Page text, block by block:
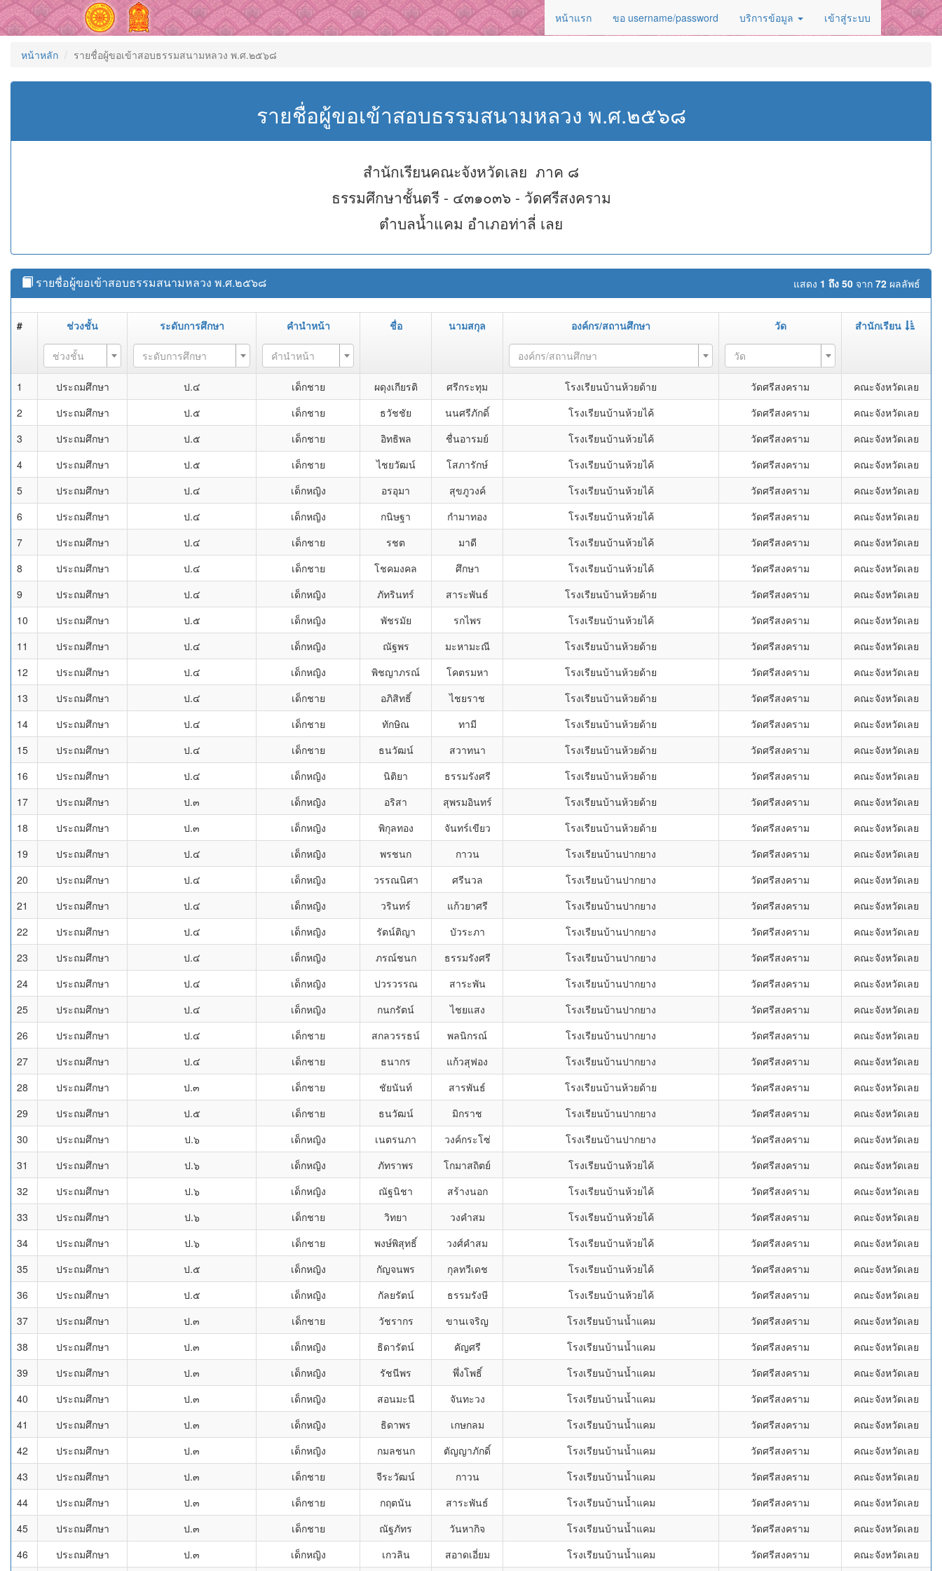
หน้าแรก ขอ username/password บริการข้อมูล เข้าสู่ระบบ
หน้าหลัก รายชื่อผู้ขอเข้าสอบธรรมสนามหลวง พ.ศ.๒๕๖๘
รายชื่อผู้ขอเข้าสอบธรรมสนามหลวง พ.ศ.๒๕๖๘
สำนักเรียนคณะจังหวัดเลย ภาค ๘
ธรรมศึกษาชั้นตรี - ๔๓๑๐๓๖ - วัดศรีสงคราม
ตำบลน้ำแคม อำเภอท่าลี่ เลย
แสดง 1 ถึง 50 จาก 72 ผลลัพธ์
รายชื่อผู้ขอเข้าสอบธรรมสนามหลวง พ.ศ.๒๕๖๘
# ช่วงชั้น ระดับการศึกษา คำนำหน้า ชื่อ นามสกุล องค์กร/สถานศึกษา วัด สำนักเรียน
ช่วงชั้น ระดับการศึกษา คำนำหน้า องค์กร/สถานศึกษา วัด
1 ประถมศึกษา ป.๔ เด็กชาย ผดุงเกียรติ ศรีกระทุม โรงเรียนบ้านห้วยด้าย วัดศรีสงคราม
คณะจังหวัดเลย
2
ประถมศึกษา ป.๕ เด็กชาย ธวัชชัย นนศรีภักดิ์ โรงเรียนบ้านห้วยไค้ วัดศรีสงคราม
คณะจังหวัดเลย
3
ประถมศึกษา ป.๕ เด็กชาย อิทธิพล ชื่นอารมย์ โรงเรียนบ้านห้วยไค้ วัดศรีสงคราม
คณะจังหวัดเลย
4
ประถมศึกษา ป.๕ เด็กชาย ไชยวัฒน์ โสภารักษ์ โรงเรียนบ้านห้วยไค้ วัดศรีสงคราม
คณะจังหวัดเลย
5
ประถมศึกษา ป.๔ เด็กหญิง อรอุมา สุขภูวงค์ โรงเรียนบ้านห้วยไค้ วัดศรีสงคราม
คณะจังหวัดเลย
6
ประถมศึกษา ป.๔ เด็กหญิง กนิษฐา กำมาทอง โรงเรียนบ้านห้วยไค้ วัดศรีสงคราม
คณะจังหวัดเลย
7
ประถมศึกษา ป.๔ เด็กชาย รชต มาดี โรงเรียนบ้านห้วยไค้ วัดศรีสงคราม
คณะจังหวัดเลย
8
ประถมศึกษา ป.๔ เด็กชาย โชคมงคล ศึกษา โรงเรียนบ้านห้วยไค้ วัดศรีสงคราม
คณะจังหวัดเลย
9
ประถมศึกษา ป.๔ เด็กหญิง ภัทรินทร์ สาระพันธ์ โรงเรียนบ้านห้วยด้าย วัดศรีสงคราม
คณะจังหวัดเลย
10
ประถมศึกษา ป.๕ เด็กหญิง พัชรมัย รกไพร โรงเรียนบ้านห้วยไค้ วัดศรีสงคราม
คณะจังหวัดเลย
11
ประถมศึกษา ป.๔ เด็กหญิง ณัฐพร มะหามะณี โรงเรียนบ้านห้วยด้าย วัดศรีสงคราม
คณะจังหวัดเลย
12
ประถมศึกษา ป.๔ เด็กหญิง พิชญาภรณ์ โคตรมหา โรงเรียนบ้านห้วยด้าย วัดศรีสงคราม
คณะจังหวัดเลย
13
ประถมศึกษา ป.๔ เด็กชาย อภิสิทธิ์ ไชยราช โรงเรียนบ้านห้วยด้าย วัดศรีสงคราม
คณะจังหวัดเลย
14
ประถมศึกษา ป.๔ เด็กชาย ทักษิณ ทามี โรงเรียนบ้านห้วยด้าย วัดศรีสงคราม
คณะจังหวัดเลย
15
ประถมศึกษา ป.๔ เด็กชาย ธนวัฒน์ สวาทนา โรงเรียนบ้านห้วยด้าย วัดศรีสงคราม
คณะจังหวัดเลย
16
ประถมศึกษา ป.๔ เด็กหญิง นิติยา ธรรมรังศรี โรงเรียนบ้านห้วยด้าย วัดศรีสงคราม
คณะจังหวัดเลย
17
ประถมศึกษา ป.๓ เด็กหญิง อริสา สุพรมอินทร์ โรงเรียนบ้านห้วยด้าย วัดศรีสงคราม
คณะจังหวัดเลย
18
ประถมศึกษา ป.๓ เด็กหญิง พิกุลทอง จันทร์เขียว โรงเรียนบ้านห้วยด้าย วัดศรีสงคราม
คณะจังหวัดเลย
19
ประถมศึกษา ป.๔ เด็กหญิง พรชนก กาวน โรงเรียนบ้านปากยาง วัดศรีสงคราม
คณะจังหวัดเลย
20
ประถมศึกษา ป.๔ เด็กหญิง วรรณนิศา ศรีนวล โรงเรียนบ้านปากยาง วัดศรีสงคราม
คณะจังหวัดเลย
21
ประถมศึกษา ป.๔ เด็กหญิง วรินทร์ แก้วยาศรี โรงเรียนบ้านปากยาง วัดศรีสงคราม
คณะจังหวัดเลย
22
ประถมศึกษา ป.๔ เด็กหญิง รัตน์ติญา บัวระภา โรงเรียนบ้านปากยาง วัดศรีสงคราม
คณะจังหวัดเลย
23
ประถมศึกษา ป.๔ เด็กหญิง ภรณ์ชนก ธรรมรังศรี โรงเรียนบ้านปากยาง วัดศรีสงคราม
คณะจังหวัดเลย
24
ประถมศึกษา ป.๔ เด็กหญิง ปวรวรรณ สาระพัน โรงเรียนบ้านปากยาง วัดศรีสงคราม
คณะจังหวัดเลย
25
ประถมศึกษา ป.๔ เด็กหญิง กนกรัตน์ ไชยแสง โรงเรียนบ้านปากยาง วัดศรีสงคราม
คณะจังหวัดเลย
26
ประถมศึกษา ป.๔ เด็กชาย สกลวรรธน์ พลนิกรณ์ โรงเรียนบ้านปากยาง วัดศรีสงคราม
คณะจังหวัดเลย
27
ประถมศึกษา ป.๔ เด็กชาย ธนากร แก้วสุฟอง โรงเรียนบ้านปากยาง วัดศรีสงคราม
คณะจังหวัดเลย
28
ประถมศึกษา ป.๓ เด็กชาย ชัยนันท์ สารพันธ์ โรงเรียนบ้านห้วยด้าย วัดศรีสงคราม
คณะจังหวัดเลย
29
ประถมศึกษา ป.๕ เด็กชาย ธนวัฒน์ มิกราช โรงเรียนบ้านปากยาง วัดศรีสงคราม
คณะจังหวัดเลย
30
ประถมศึกษา ป.๖ เด็กหญิง เนตรนภา วงค์กระโซ่ โรงเรียนบ้านปากยาง วัดศรีสงคราม
คณะจังหวัดเลย
31
ประถมศึกษา ป.๖ เด็กหญิง ภัทราพร โกมาสถิตย์ โรงเรียนบ้านห้วยไค้ วัดศรีสงคราม
คณะจังหวัดเลย
32
ประถมศึกษา ป.๖ เด็กหญิง ณัฐนิชา สร้างนอก โรงเรียนบ้านห้วยไค้ วัดศรีสงคราม
คณะจังหวัดเลย
33
ประถมศึกษา ป.๖ เด็กชาย วิทยา วงคำสม โรงเรียนบ้านห้วยไค้ วัดศรีสงคราม
คณะจังหวัดเลย
34
ประถมศึกษา ป.๖ เด็กชาย พงษ์พิสุทธิ์ วงศ์คำสม โรงเรียนบ้านห้วยไค้ วัดศรีสงคราม
คณะจังหวัดเลย
35
ประถมศึกษา ป.๕ เด็กหญิง กัญจนพร กุลทวีเดช โรงเรียนบ้านห้วยไค้ วัดศรีสงคราม
คณะจังหวัดเลย
36
ประถมศึกษา ป.๕ เด็กหญิง กัลยรัตน์ ธรรมรังษี โรงเรียนบ้านห้วยไค้ วัดศรีสงคราม
คณะจังหวัดเลย
37
ประถมศึกษา ป.๓ เด็กชาย วัชรากร ขานเจริญ โรงเรียนบ้านน้ำแคม วัดศรีสงคราม
คณะจังหวัดเลย
38
ประถมศึกษา ป.๓ เด็กหญิง ธิดารัตน์ คัญศรี โรงเรียนบ้านน้ำแคม วัดศรีสงคราม
คณะจังหวัดเลย
39
ประถมศึกษา ป.๓ เด็กหญิง รัชนีพร พึ่งโพธิ์ โรงเรียนบ้านน้ำแคม วัดศรีสงคราม
คณะจังหวัดเลย
40
ประถมศึกษา ป.๓ เด็กหญิง สอนมะนี จันทะวง โรงเรียนบ้านน้ำแคม วัดศรีสงคราม
คณะจังหวัดเลย
41
ประถมศึกษา ป.๓ เด็กหญิง ธิดาพร เกษกลม โรงเรียนบ้านน้ำแคม วัดศรีสงคราม
คณะจังหวัดเลย
42
ประถมศึกษา ป.๓ เด็กหญิง กมลชนก ตัญญาภักดิ์ โรงเรียนบ้านน้ำแคม วัดศรีสงคราม
คณะจังหวัดเลย
43
ประถมศึกษา ป.๓ เด็กชาย จีระวัฒน์ กาวน โรงเรียนบ้านน้ำแคม วัดศรีสงคราม
คณะจังหวัดเลย
44
ประถมศึกษา ป.๓ เด็กชาย กฤตนัน สาระพันธ์ โรงเรียนบ้านน้ำแคม วัดศรีสงคราม
คณะจังหวัดเลย
45
ประถมศึกษา ป.๓ เด็กชาย ณัฐภัทร วันหากิจ โรงเรียนบ้านน้ำแคม วัดศรีสงคราม
คณะจังหวัดเลย
46
ประถมศึกษา ป.๓ เด็กหญิง เกวลิน สอาดเอี่ยม โรงเรียนบ้านน้ำแคม วัดศรีสงคราม คณะจังหวัดเลย